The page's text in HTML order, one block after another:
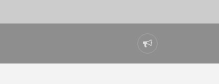
Signaler
un